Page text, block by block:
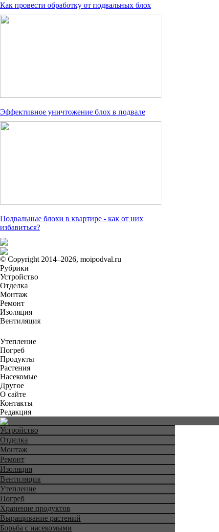
Как провести обработку от подвальных блох
Эффективное уничтожение блох в подвале
Подвальные блохи в квартире - как от них
избавиться?
© Copyright 2014–2026, moipodval.ru
Рубрики
Устройство
Отделка
Монтаж
Ремонт
Изоляция
Вентиляция
Утепление
Погреб
Продукты
Растения
Насекомые
Другое
О сайте
Контакты
Редакция
Устройство
Отделка
Монтаж
Ремонт
Изоляция
Вентиляция
Утепление
Погреб
Хранение продуктов
Выращивание растений
Борьба с насекомыми